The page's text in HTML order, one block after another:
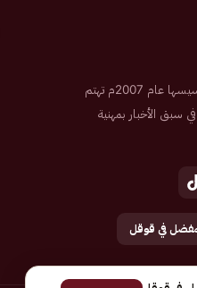
صحيفة إلكترونية سعودية تم تأسيسها عام 2007م تهتم
سبق الأخبار بمهنية
في قوقل